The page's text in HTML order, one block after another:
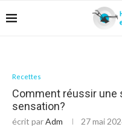
Recettes
Comment réussir une
sensation?
écrit parAdm 27 mai